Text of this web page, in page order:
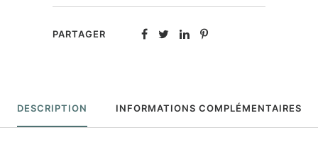
PARTAGER
DESCRIPTION INFORMATIONS COMPLÉMENTAIRES